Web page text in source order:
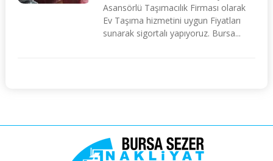
Asansörlü Taşımacılık Firması olarak
Ev Taşıma hizmetini uygun Fiyatları
sunarak sigortalı yapıyoruz. Bursa...